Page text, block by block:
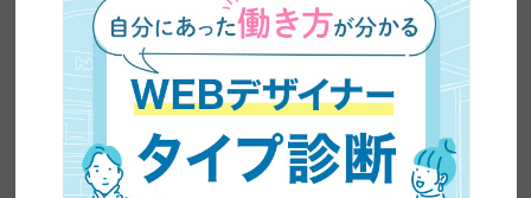
い情報をお届けしています。